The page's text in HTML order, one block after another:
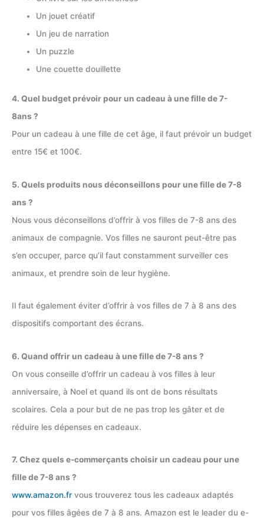
Un jouet créatif
Un jeu de narration
Un puzzle
Une couette douillette
4. Quel budget prévoir pour un cadeau à une fille de 7-
8ans ?
Pour un cadeau à une fille de cet âge, il faut prévoir un budget
entre 15€ et 100€.
5. Quels produits nous déconseillons pour une fille de 7-8
ans ?
Nous vous déconseillons d’offrir à vos filles de 7-8 ans des
animaux de compagnie. Vos filles ne sauront peut-être pas
s’en occuper, parce qu’il faut constamment surveiller ces
animaux, et prendre soin de leur hygiène.
Il faut également éviter d’offrir à vos filles de 7 à 8 ans des
dispositifs comportant des écrans.
6. Quand offrir un cadeau à une fille de 7-8 ans ?
On vous conseille d’offrir un cadeau à vos filles à leur
anniversaire, à Noel et quand ils ont de bons résultats
scolaires. Cela a pour but de ne pas trop les gâter et de
réduire les dépenses en cadeaux.
7. Chez quels e-commerçants choisir un cadeau pour une
fille de 7-8 ans ?
www.amazon.fr vous trouverez tous les cadeaux adaptés
pour vos filles âgées de 7 à 8 ans. Amazon est le leader du e-